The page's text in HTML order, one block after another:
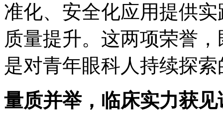
准化、安全化应用提供
质量提升。这两项荣誉
是对青年眼科人持续探
量质并举，临床实力获见